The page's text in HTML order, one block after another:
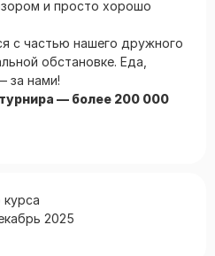
и просто хорошо
с частью нашего дружного
обстановке. Еда,
за нами!
— более 200 000
2025